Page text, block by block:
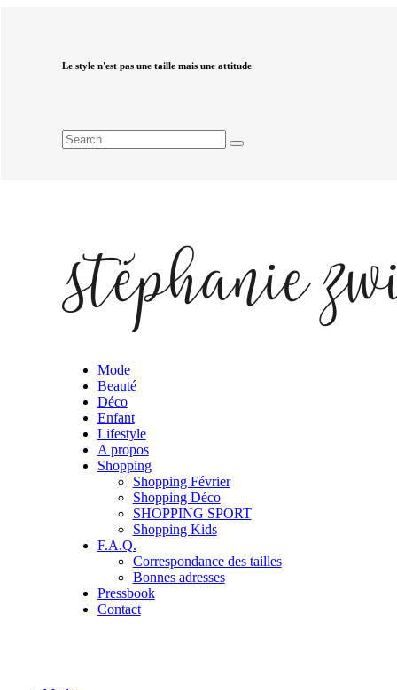
Le style n'est pas une taille mais une attitude
Mode
Beauté
Déco
Enfant
Lifestyle
A propos
Shopping
Shopping Février
Shopping Déco
SHOPPING SPORT
Shopping Kids
F.A.Q.
Correspondance des tailles
Bonnes adresses
Pressbook
Contact